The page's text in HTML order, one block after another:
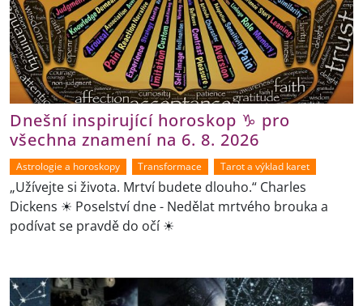
Dnešní inspirující horoskop ♑ pro
všechna znamení na 6. 8. 2026
Astrologie a horoskopy Transformace Tarot a výklad karet
„Užívejte si života. Mrtví budete dlouho.“ Charles
Dickens ☀ Poselství dne - Nedělat mrtvého brouka a
podívat se pravdě do očí ☀